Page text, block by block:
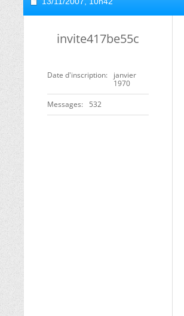
invite417be55c
Date d'inscription
janvier
1970
Messages 532